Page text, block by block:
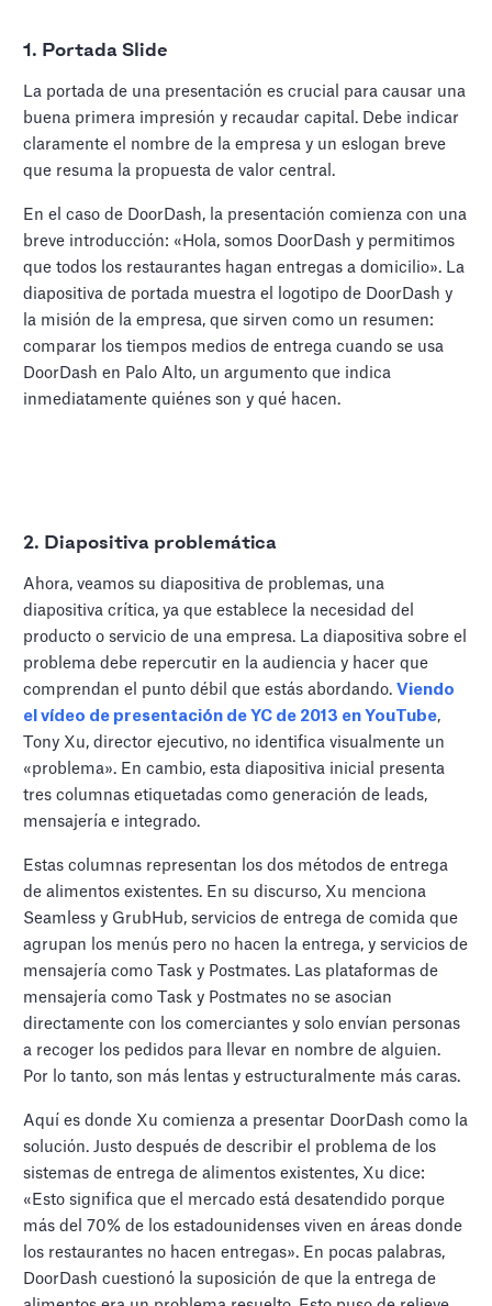
1. Portada Slide
La portada de una presentación es crucial para causar una
buena primera impresión y recaudar capital. Debe indicar
claramente el nombre de la empresa y un eslogan breve
que resuma la propuesta de valor central.
En el caso de DoorDash, la presentación comienza con una
breve introducción: «Hola, somos DoorDash y permitimos
que todos los restaurantes hagan entregas a domicilio». La
diapositiva de portada muestra el logotipo de DoorDash y
la misión de la empresa, que sirven como un resumen:
comparar los tiempos medios de entrega cuando se usa
DoorDash en Palo Alto, un argumento que indica
inmediatamente quiénes son y qué hacen.
2. Diapositiva problemática
Ahora, veamos su diapositiva de problemas, una
diapositiva crítica, ya que establece la necesidad del
producto o servicio de una empresa. La diapositiva sobre el
problema debe repercutir en la audiencia y hacer que
comprendan el punto débil que estás abordando. Viendo
el vídeo de presentación de YC de 2013 en YouTube,
Tony Xu, director ejecutivo, no identifica visualmente un
«problema». En cambio, esta diapositiva inicial presenta
tres columnas etiquetadas como generación de leads,
mensajería e integrado.
Estas columnas representan los dos métodos de entrega
de alimentos existentes. En su discurso, Xu menciona
Seamless y GrubHub, servicios de entrega de comida que
agrupan los menús pero no hacen la entrega, y servicios de
mensajería como Task y Postmates. Las plataformas de
mensajería como Task y Postmates no se asocian
directamente con los comerciantes y solo envían personas
a recoger los pedidos para llevar en nombre de alguien.
Por lo tanto, son más lentas y estructuralmente más caras.
Aquí es donde Xu comienza a presentar DoorDash como la
solución. Justo después de describir el problema de los
sistemas de entrega de alimentos existentes, Xu dice:
«Esto significa que el mercado está desatendido porque
más del 70% de los estadounidenses viven en áreas donde
los restaurantes no hacen entregas». En pocas palabras,
DoorDash cuestionó la suposición de que la entrega de